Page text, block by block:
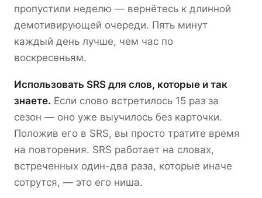
пропустили неделю — вернётесь к длинной
демотивирующей очереди. Пять минут
каждый день лучше, чем час по
воскресеньям.
Использовать SRS для слов, которые и так
знаете. Если слово встретилось 15 раз за
сезон — оно уже выучилось без карточки.
Положив его в SRS, вы просто тратите время
на повторения. SRS работает на словах,
встреченных один-два раза, которые иначе
сотрутся, — это его ниша.